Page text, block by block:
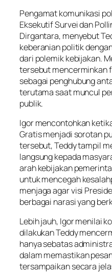
Pengamat komunikasi
Eksekutif Survei dan
Dirgantara, menyebut
keberanian politik
dari polemik kebijakan.
tersebut mencerminkan
sebagai penghubung
terutama saat muncul
publik.
Igor mencontohkan
Gratis menjadi sorotan
tersebut, Teddy tampil
langsung kepada
arah kebijakan
untuk mencegah
menjaga agar visi
berbagai narasi yang
Lebih jauh, Igor menilai
dilakukan Teddy
hanya sebatas
dalam memastikan
tersampaikan secara